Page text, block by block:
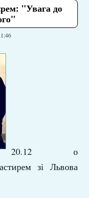
"Увага до
20.12 о
зі Львова